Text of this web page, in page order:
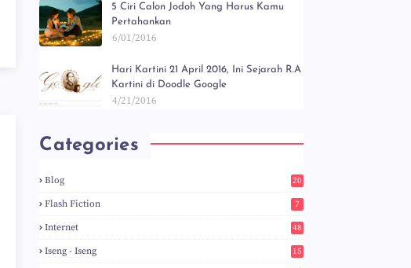
5 Ciri Calon Jodoh Yang Harus Kamu
Pertahankan
6/01/2016
Hari Kartini 21 April 2016, Ini Sejarah R.A
Kartini di Doodle Google
4/21/2016
Categories
Blog
20
Flash Fiction 7
Internet 48
Iseng - Iseng 15